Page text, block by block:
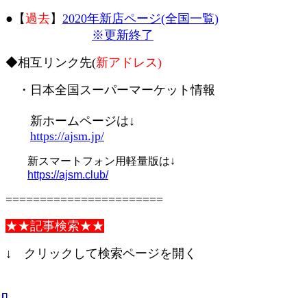
●【過去】 2020年新店ページ(全国一覧)
※更新終了
◆相互リンク先(新アドレス)
・日本全国スーパーマーケット情報
新ホームページは↓
https://ajsm.jp/
新スマートフォン用軽量版は↓
https://ajsm.club/
=======================
★★記事検索★★
↓ クリックして検索ページを開く